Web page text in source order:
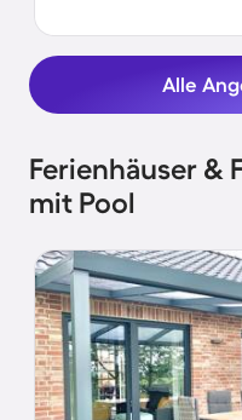
Alle
Ferienhäuser &
mit Pool